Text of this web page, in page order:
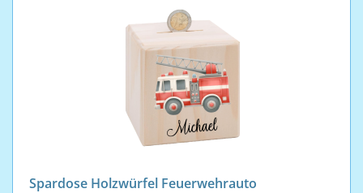
Spardose Holzwürfel Feuerwehrauto